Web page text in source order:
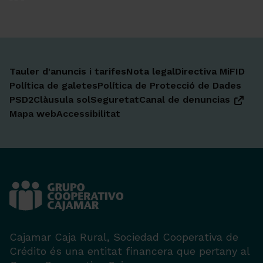
Tauler d'anuncis i tarifesNota legalDirectiva MiFID
Política de galetesPolítica de Protecció de Dades
PSD2Clàusula solSeguretatCanal de denuncias
Mapa webAccessibilitat
Cajamar Caja Rural, Sociedad Cooperativa de
Crédito és una entitat financera que pertany al